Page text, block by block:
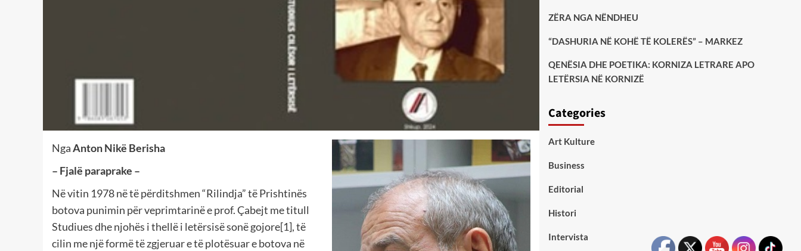
NgaAnton Nikë Berisha
– Fjalë paraprake –
Në vitin 1978 në të përditshmen “Rilindja” të Prishtinës
botova punimin për veprimtarinë e prof. Çabejt me titull
Studiues dhe njohës i thellë i letërsisë sonë gojore[1], të
cilin me një formë të zgjeruar e të plotësuar e botova në
ZËRA NGA NËNDHEU
“DASHURIA NË KOHË TË KOLERËS” – MARKEZ
QENËSIA DHE POETIKA: KORNIZA LETRARE APO
LETËRSIA NË KORNIZË
Categories
Art Kulture
Business
Editorial
Histori
Intervista